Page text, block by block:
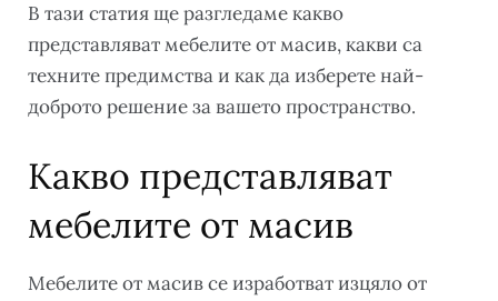
В тази статия ще разгледаме какво
представляват мебелите от масив, какви са
техните предимства и как да изберете най-
доброто решение за вашето пространство.
Какво представляват
мебелите от масив
Мебелите от масив се изработват изцяло от